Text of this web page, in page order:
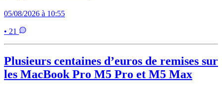
05/08/2026 à 10:55
• 21
Plusieurs centaines d’euros de remises sur
les MacBook Pro M5 Pro et M5 Max